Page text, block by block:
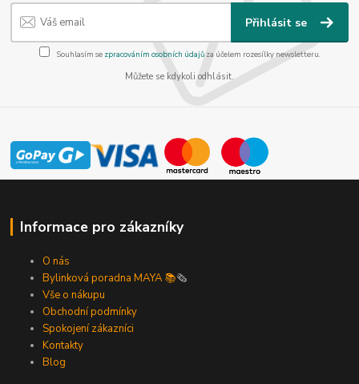
Přihlásit se
Souhlasím se zpracováním osobních údajůza účelem rozesílky newsletteru.
Můžete se kdykoli odhlásit.
Informace pro zákazníky
O nás
Bylinková poradna MAYA 📚🗞️
Vše o nákupu
Obchodní podmínky
Spokojení zákazníci
Kontakty
Blog